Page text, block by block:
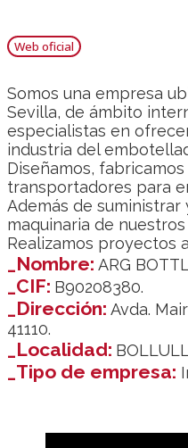
Web oficial
Somos una empresa
Sevilla, de ámbito
especialistas en
industria del
Diseñamos,
transportadores para
Además de
maquinaria de
Realizamos proyectos
_Nombre: ARG
_CIF: B90208380.
_Dirección: Avda.
41110.
_Localidad:
_Tipo de empresa: